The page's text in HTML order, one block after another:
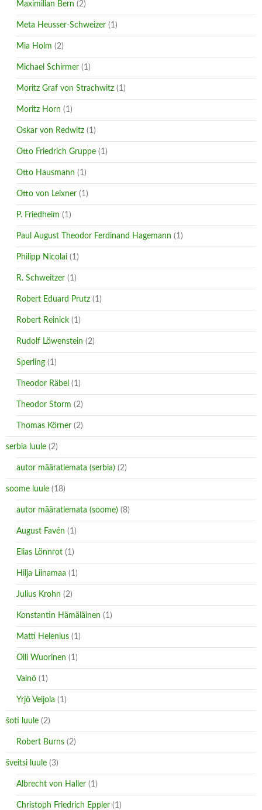
Maximilian Bern (2)
Meta Heusser-Schweizer (1)
Mia Holm (2)
Michael Schirmer (1)
Moritz Graf von Strachwitz (1)
Moritz Horn (1)
Oskar von Redwitz (1)
Otto Friedrich Gruppe (1)
Otto Hausmann (1)
Otto von Leixner (1)
P. Friedheim (1)
Paul August Theodor Ferdinand Hagemann (1)
Philipp Nicolai (1)
R. Schweitzer (1)
Robert Eduard Prutz (1)
Robert Reinick (1)
Rudolf Löwenstein (2)
Sperling (1)
Theodor Räbel (1)
Theodor Storm (2)
Thomas Körner (2)
serbia luule (2)
autor määratlemata (serbia) (2)
soome luule (18)
autor määratlemata (soome) (8)
August Favén (1)
Elias Lönnrot (1)
Hilja Liinamaa (1)
Julius Krohn (2)
Konstantin Hämäläinen (1)
Matti Helenius (1)
Olli Wuorinen (1)
Vainö (1)
Yrjö Veijola (1)
šoti luule (2)
Robert Burns (2)
šveitsi luule (3)
Albrecht von Haller (1)
Christoph Friedrich Eppler (1)